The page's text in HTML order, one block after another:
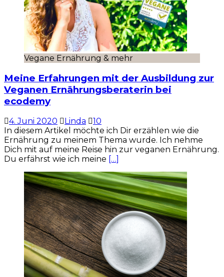
Vegane Ernährung & mehr
Meine Erfahrungen mit der Ausbildung zur
Veganen Ernährungsberaterin bei
ecodemy
4. Juni 2020 Linda
10
In diesem Artikel möchte ich Dir erzählen wie die
Ernährung zu meinem Thema wurde. Ich nehme
Dich mit auf meine Reise hin zur veganen Ernährung.
Du erfährst wie ich meine […]